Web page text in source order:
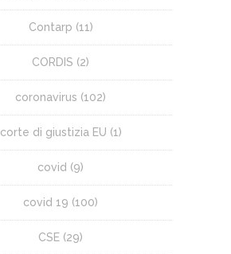
Contarp (11)
CORDIS (2)
coronavirus (102)
corte di giustizia EU (1)
covid (9)
covid 19 (100)
CSE (29)